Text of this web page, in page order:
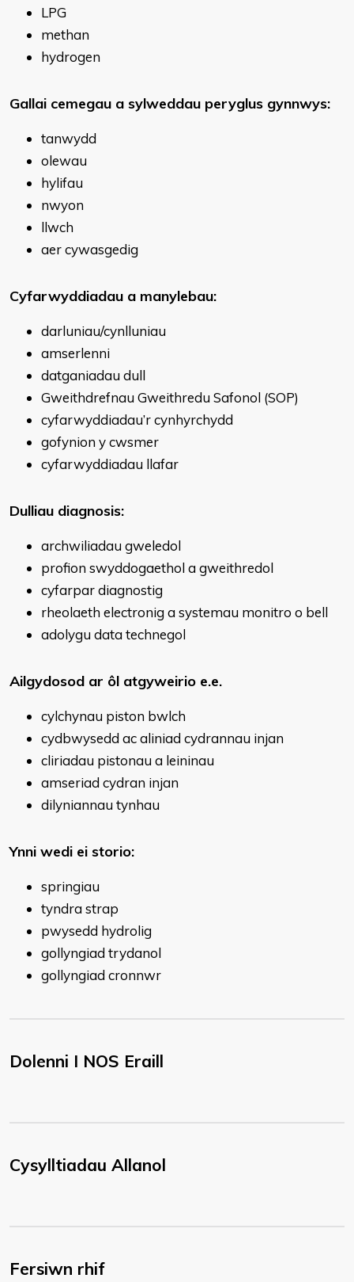
LPG
methan
hydrogen
Gallai cemegau a sylweddau peryglus gynnwys:
tanwydd
olewau
hylifau
nwyon
llwch
aer cywasgedig
Cyfarwyddiadau a manylebau:
darluniau/cynlluniau
amserlenni
datganiadau dull
Gweithdrefnau Gweithredu Safonol (SOP)
cyfarwyddiadau’r cynhyrchydd
gofynion y cwsmer
cyfarwyddiadau llafar
Dulliau diagnosis:
archwiliadau gweledol
profion swyddogaethol a gweithredol
cyfarpar diagnostig
rheolaeth electronig a systemau monitro o bell
adolygu data technegol
Ailgydosod ar ôl atgyweirio e.e.
cylchynau piston bwlch
cydbwysedd ac aliniad cydrannau injan
cliriadau pistonau a leininau
amseriad cydran injan
dilyniannau tynhau
Ynni wedi ei storio:
springiau
tyndra strap
pwysedd hydrolig
gollyngiad trydanol
gollyngiad cronnwr
Dolenni I NOS Eraill
Cysylltiadau Allanol
Fersiwn rhif